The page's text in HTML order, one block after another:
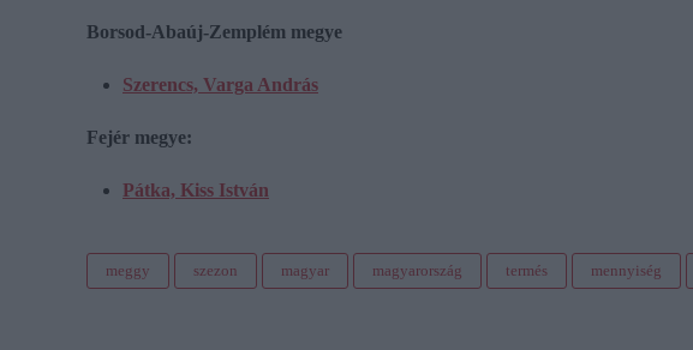
Borsod-Abaúj-Zemplém megye
Szerencs, Varga András
Fejér megye:
Pátka, Kiss István
meggy szezon magyar magyarország termés mennyiség